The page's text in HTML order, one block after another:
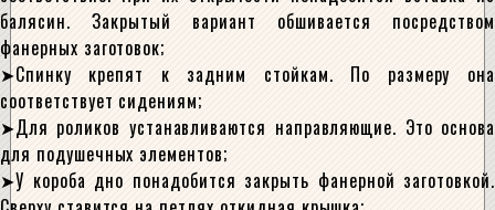
балясин. Закрытый вариант обшивается посредством
фанерных заготовок;
Спинку крепят к задним стойкам. По размеру она
соответствует сидениям;
Для роликов устанавливаются направляющие. Это основа
для подушечных элементов;
У короба дно понадобится закрыть фанерной заготовкой.